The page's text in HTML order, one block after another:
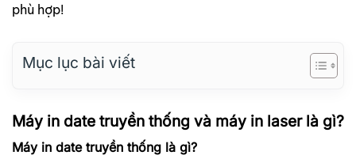
phù hợp!
Mục lục bài viết
Máy in date truyền thống và máy in laser là gì?
Máy in date truyền thống là gì?